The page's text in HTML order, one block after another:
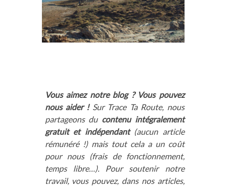
Vous aimez notre blog ? Vous pouvez
nous aider !Sur Trace Ta Route, nous
partageons du contenu intégralement
gratuit et indépendant(aucun article
rémunéré !) mais tout cela a un coût
pour nous (frais de fonctionnement,
temps libre…). Pour soutenir notre
travail, vous pouvez, dans nos articles,